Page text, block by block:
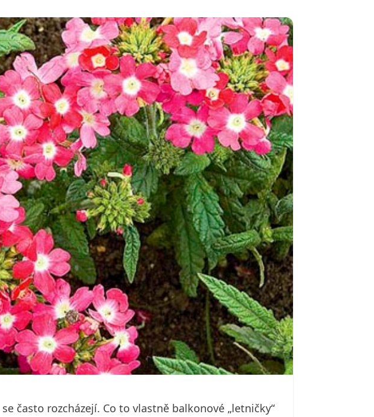
často rozcházejí. Co to vlastně balkonové „letničky“